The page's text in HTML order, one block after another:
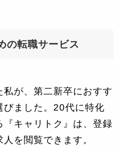
の転職サービス
が、第二新卒におすす
びました。20代に特化
『キャリトク』は、登録
を閲覧できます。